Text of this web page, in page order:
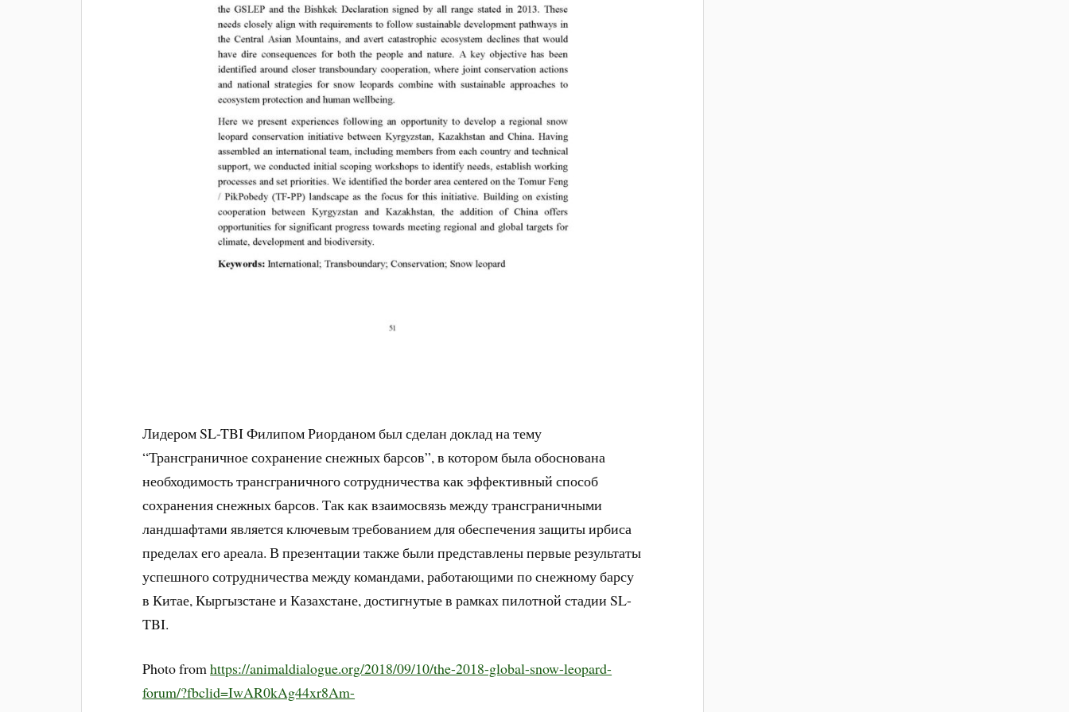
Лидером SL-TBI Филипом Риорданом был сделан доклад на тему
“Трансграничное сохранение снежных барсов”, в котором была обоснована
необходимость трансграничного сотрудничества как эффективный способ
сохранения снежных барсов. Так как взаимосвязь между трансграничными
ландшафтами является ключевым требованием для обеспечения защиты ирбиса
пределах его ареала. В презентации также были представлены первые результаты
успешного сотрудничества между командами, работающими по снежному барсу
в Китае, Кыргызстане и Казахстане, достигнутые в рамках пилотной стадии SL-
TBI.
Photo fromhttps://animaldialogue.org/2018/09/10/the-2018-global-snow-leopard-
forum/?fbclid=IwAR0kAg44xr8Am-